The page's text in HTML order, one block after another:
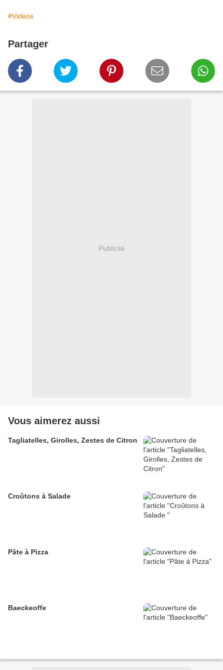
#Vidéos
Partager
Publicité
Vous aimerez aussi
Tagliatelles, Girolles, Zestes de Citron
Croûtons à Salade
Pâte à Pizza
Baeckeoffe